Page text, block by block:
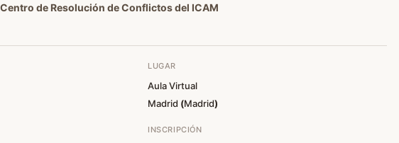
de Resolución de Conflictos del ICAM
LUGAR
Aula Virtual
Madrid (Madrid)
INSCRIPCIÓN